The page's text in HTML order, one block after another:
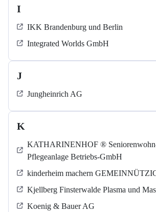
I
IKK Brandenburg und Berlin
Integrated Worlds GmbH
J
Jungheinrich AG
K
KATHARINENHOF ®
Pflegeanlage Betriebs-GmbH
kinderheim machern
Kjellberg Finsterwalde Plasma und
Koenig & Bauer AG